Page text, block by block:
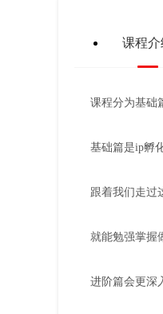
课程介
课程分为基础
基础篇是ip孵
跟着我们走过
就能勉强掌握
进阶篇会更深